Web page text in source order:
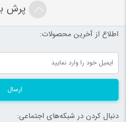
پرش
اطلاع از آخرین محصولات:
ارسال
دنبال کردن در شبکه‌های اجتماعی: